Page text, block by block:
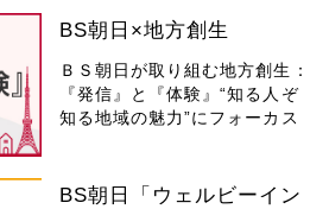
BS朝日×地方創生
ＢＳ朝日が取り組む地方創生：
『発信』と『体験』“知る人ぞ
知る地域の魅力”にフォーカス
BS朝日「ウェルビーイン